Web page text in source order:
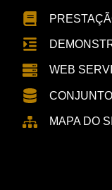
WEB
MAPA DO